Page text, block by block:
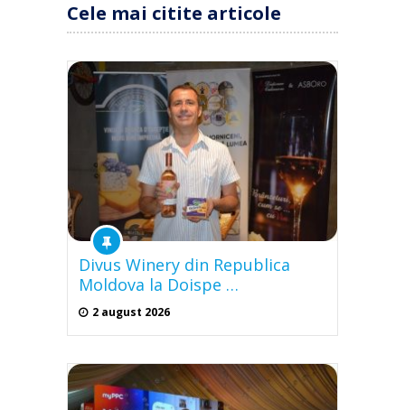
Cele mai citite articole
Divus Winery din Republica
Moldova la Doispe …
2 august 2026